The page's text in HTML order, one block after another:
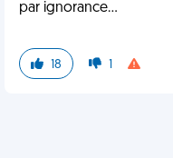
par ignorance...
18 1